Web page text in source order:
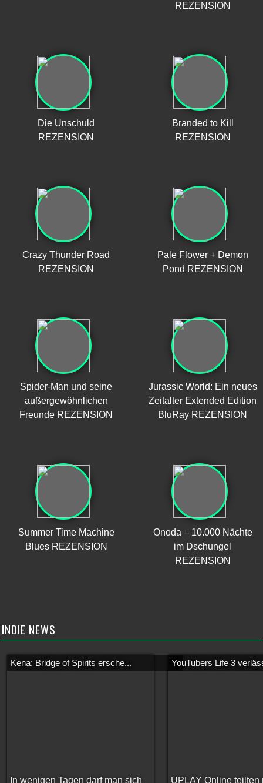
REZENSION
Die Unschuld
REZENSION
Branded to Kill
REZENSION
Crazy Thunder Road
REZENSION
Pale Flower + Demon
Pond REZENSION
Spider-Man und seine
außergewöhnlichen
Freunde REZENSION
Jurassic World: Ein neues
Zeitalter Extended Edition
BluRay REZENSION
Summer Time Machine
Blues REZENSION
Onoda – 10.000 Nächte
im Dschungel
REZENSION
INDIE NEWS
Kena: Bridge of Spirits ersche...
In wenigen Tagen darf man sich
YouTubers Life 3
UPLAY Online teilten